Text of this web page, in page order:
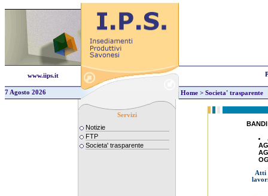
www.iips.it
7 Agosto 2026 Home > Societa' trasparente
Servizi
Notizie
FTP
Societa' trasparente
Atti